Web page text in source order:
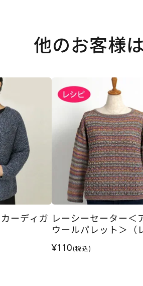
他のお客様
ーディガ レーシーセーター＜
ウールパレット＞（
¥110(税込)